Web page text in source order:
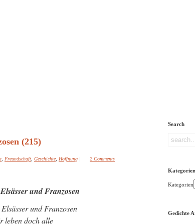
(215)
Freundschaft Geschichte Hoffnung | 2 Comments
und Franzosen
und Franzosen
leben doch alle
Search
Kategorien
Kategorien
Gedichte